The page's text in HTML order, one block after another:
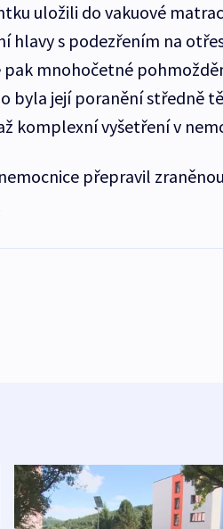
uložili do vakuové
hlavy s podezřením na
mnohočetné
byla její poranění středně
komplexní vyšetření v
přepravil